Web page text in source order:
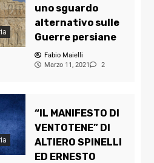
uno sguardo
alternativo sulle
Guerre persiane
Fabio Maielli
Marzo 11, 2021
2
“IL MANIFESTO DI
VENTOTENE” DI
ALTIERO SPINELLI
ED ERNESTO